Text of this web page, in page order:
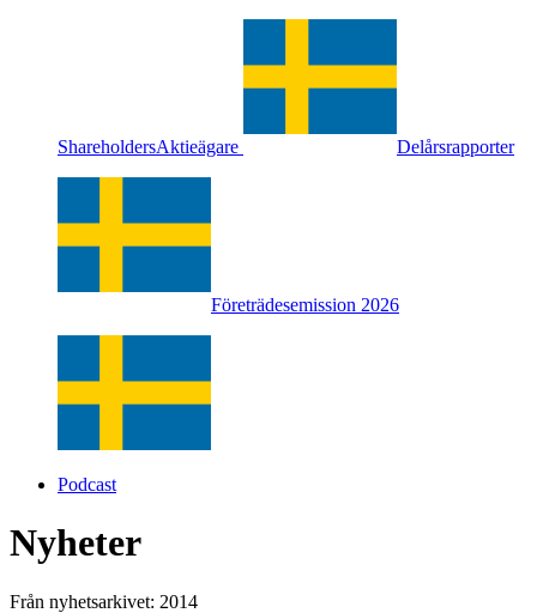
ShareholdersAktieägare Delårsrapporter
Företrädesemission 2026
Podcast
Nyheter
Från nyhetsarkivet: 2014